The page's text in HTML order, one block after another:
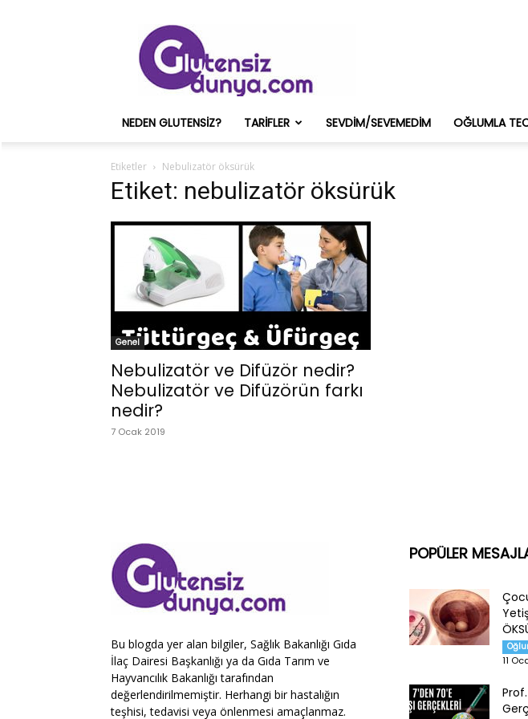
ve
Onun
Sağlık
Deneyimleri
NEDEN GLUTENSIZ? TARIFLER SEVDIM/SEVEMEDIM OĞLUMLA
Etiketler Nebulizatör öksürük
Etiket: nebulizatör öksürük
Genel
Nebulizatör ve Difüzör nedir?
Nebulizatör ve Difüzörün farkı
nedir?
7 Ocak 2019
Bu blogda yer alan bilgiler, Sağlık Bakanlığı Gıda
İlaç Dairesi Başkanlığı ya da Gıda Tarım ve
Hayvancılık Bakanlığı tarafından
değerlendirilmemiştir. Herhangi bir hastalığın
teşhisi, tedavisi veya önlenmesi amaçlanmaz.
POPÜLER
11